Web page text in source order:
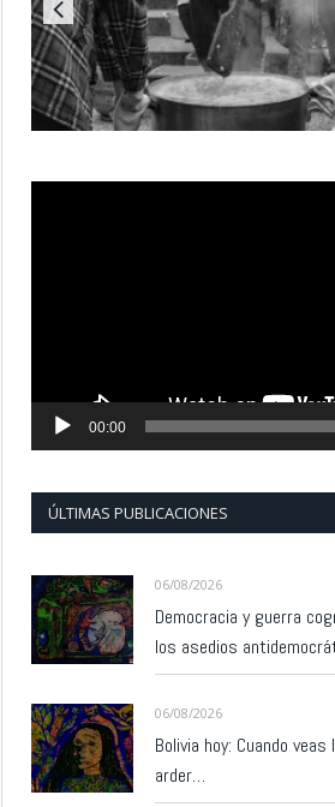
00:00
ÚLTIMAS PUBLICACIONES
06/08/2026
Democracia y guerra
los asedios
06/08/2026
Bolivia hoy: Cuando
arder…